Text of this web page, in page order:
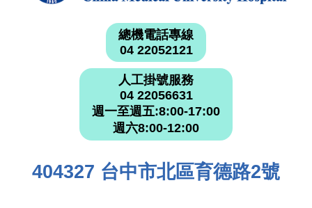
總機電話專線
04 22052121
人工掛號服務
04 22056631
週一至週五:8:00-17:00
週六8:00-12:00
404327 台中市北區育德路2號